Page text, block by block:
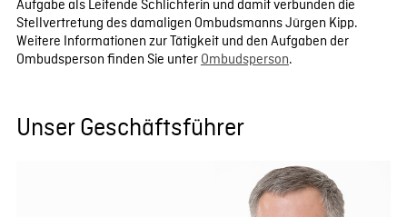
Aufgabe als Leitende Schlichterin und damit verbunden die
Stellvertretung des damaligen Ombudsmanns Jürgen Kipp.
Weitere Informationen zur Tätigkeit und den Aufgaben der
Ombudsperson finden Sie unterOmbudsperson.
Unser Geschäftsführer